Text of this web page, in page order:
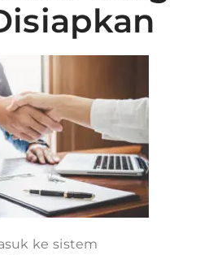
ke sistem